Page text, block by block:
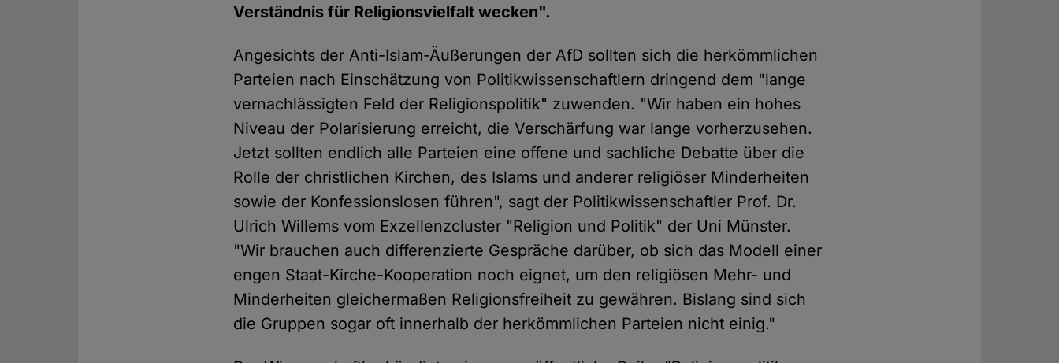
Verständnis für Religionsvielfalt wecken".
Angesichts der Anti-Islam-Äußerungen der AfD sollten sich die herkömmlichen
Parteien nach Einschätzung von Politikwissenschaftlern dringend dem "lange
vernachlässigten Feld der Religionspolitik" zuwenden. "Wir haben ein hohes
Niveau der Polarisierung erreicht, die Verschärfung war lange vorherzusehen.
Jetzt sollten endlich alle Parteien eine offene und sachliche Debatte über die
Rolle der christlichen Kirchen, des Islams und anderer religiöser Minderheiten
sowie der Konfessionslosen führen", sagt der Politikwissenschaftler Prof. Dr.
Ulrich Willems vom Exzellenzcluster "Religion und Politik" der Uni Münster.
"Wir brauchen auch differenzierte Gespräche darüber, ob sich das Modell einer
engen Staat-Kirche-Kooperation noch eignet, um den religiösen Mehr- und
Minderheiten gleichermaßen Religionsfreiheit zu gewähren. Bislang sind sich
die Gruppen sogar oft innerhalb der herkömmlichen Parteien nicht einig."